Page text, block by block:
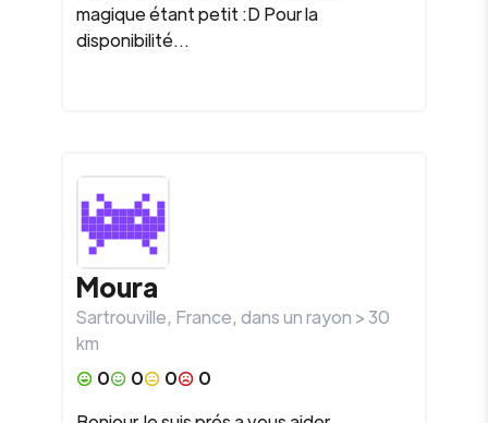
magique étant petit :D Pour la
disponibilité...
Moura
Sartrouville, France, dans un rayon >30
km
0
0 0
0